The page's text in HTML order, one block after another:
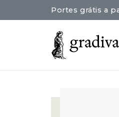
Portes grátis a